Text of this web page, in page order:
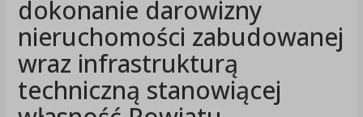
dokonanie darowizny
nieruchomości zabudowanej
wraz infrastrukturą
techniczną stanowiącej